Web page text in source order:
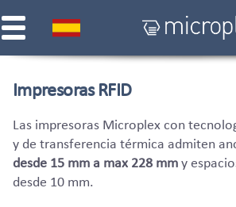
Impresoras RFID
Las impresoras Microplex con
y de transferencia térmica admiten
desde 15 mm a max 228 mmy
desde 10 mm.